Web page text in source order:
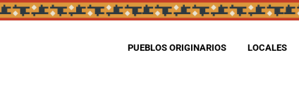
PUEBLOS ORIGINARIOS LOCALES